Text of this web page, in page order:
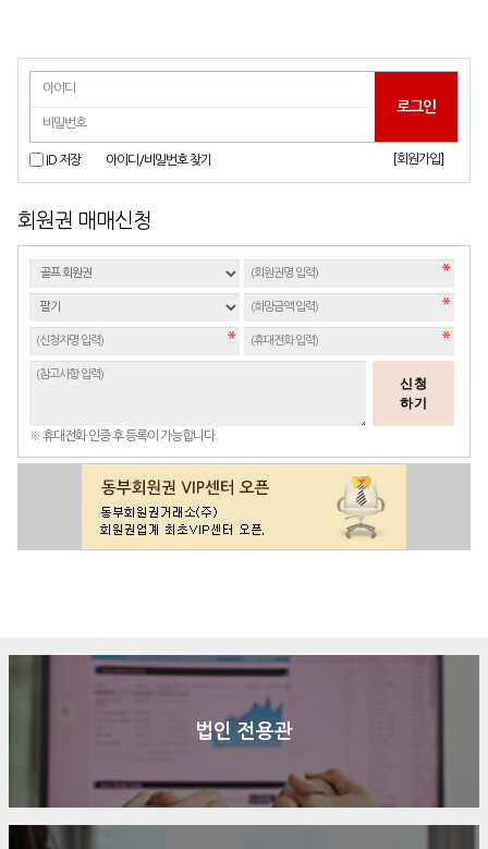
ID 저장 아이디/비밀번호 찾기 [회원가입]
회원권 매매신청
신청
하기
※ 휴대전화 인증 후 등록이 가능합니다.
구매문의 상담신청
법인 전용관